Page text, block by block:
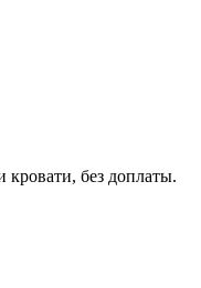
кровати, без доплаты.